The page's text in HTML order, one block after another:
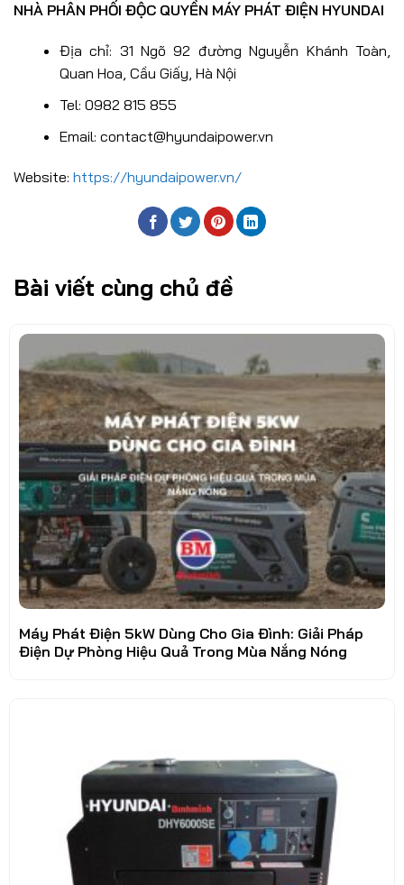
NHÀ PHÂN PHỐI ĐỘC QUYỀN MÁY PHÁT ĐIỆN HYUNDAI
Địa chỉ: 31 Ngõ 92 đường Nguyễn Khánh Toàn,
Quan Hoa, Cầu Giấy, Hà Nội
Tel: 0982 815 855
Email: contact@hyundaipower.vn
Website: https://hyundaipower.vn/
Bài viết cùng chủ đề
Máy Phát Điện 5kW Dùng Cho Gia Đình: Giải Pháp
Điện Dự Phòng Hiệu Quả Trong Mùa Nắng Nóng